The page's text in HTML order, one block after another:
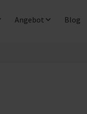
Angebot Blog